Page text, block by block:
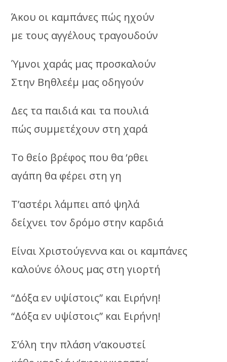
Άκου οι καμπάνες πώς ηχούν
με τους αγγέλους τραγουδούν
Ύμνοι χαράς μας προσκαλούν
Στην Βηθλεέμ μας οδηγούν
Δες τα παιδιά και τα πουλιά
πώς συμμετέχουν στη χαρά
Το θείο βρέφος που θα ‘ρθει
αγάπη θα φέρει στη γη
Τ’αστέρι λάμπει από ψηλά
δείχνει τον δρόμο στην καρδιά
Είναι Χριστούγεννα και οι καμπάνες
καλούνε όλους μας στη γιορτή
“Δόξα εν υψίστοις” και Ειρήνη!
“Δόξα εν υψίστοις” και Ειρήνη!
Σ’όλη την πλάση ν’ακουστεί